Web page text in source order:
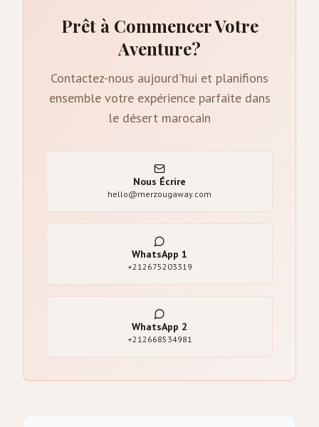
Prêt à Commencer Votre
Aventure?
Contactez-nous aujourd'hui et planifions
ensemble votre expérience parfaite dans
le désert marocain
Nous Écrire
hello@merzougaway.com
WhatsApp 1
+212675203319
WhatsApp 2
+212668534981